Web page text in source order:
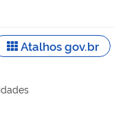
de navegação